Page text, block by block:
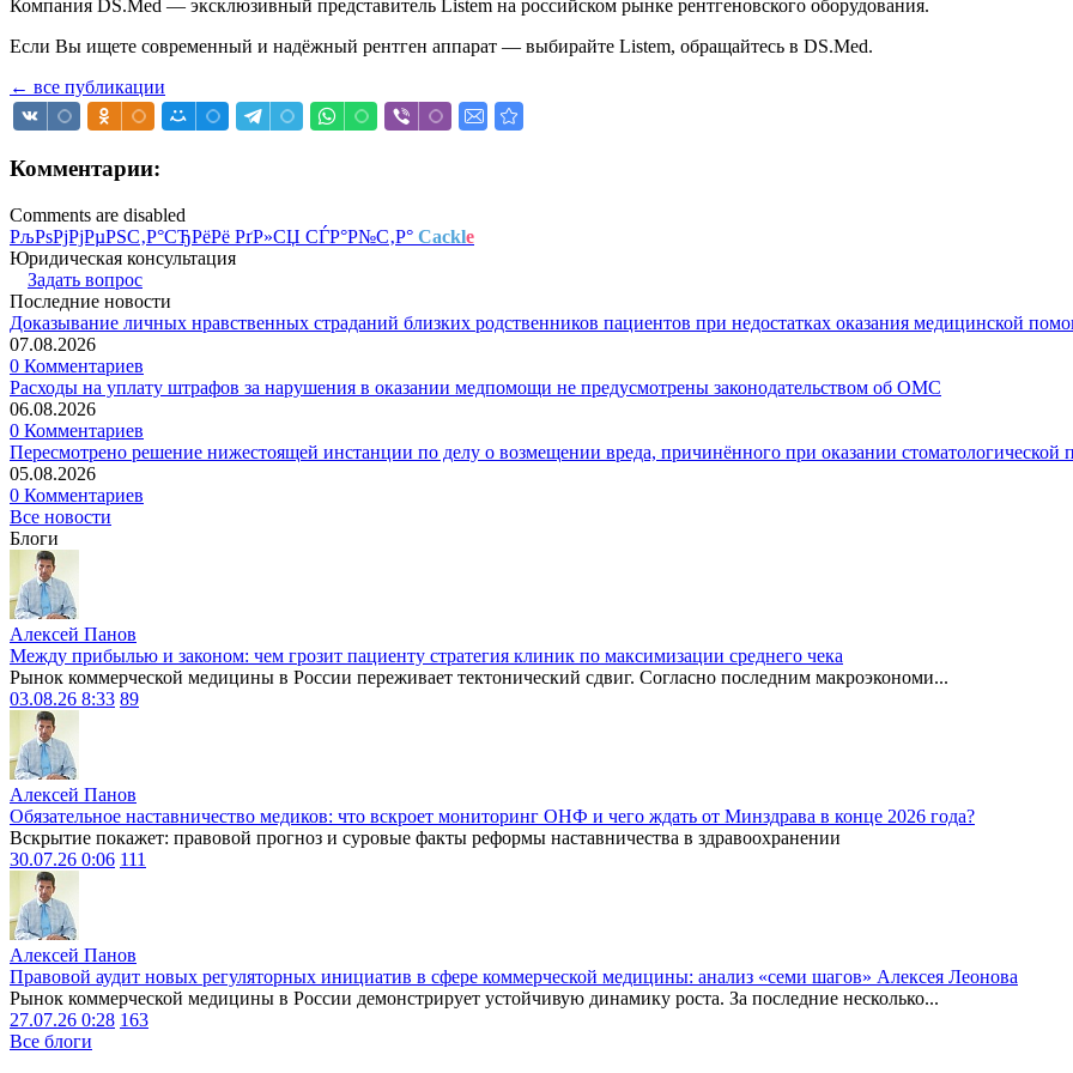
Компания DS.Med — эксклюзивный представитель Listem на российском рынке рентгеновского оборудования.
Если Вы ищете современный и надёжный рентген аппарат — выбирайте Listem, обращайтесь в DS.Med.
← все публикации
Комментарии:
Comments are disabled
РљРѕРјРјРµРЅС‚Р°СЂРёРё РґР»СЏ СЃР°Р№С‚Р° Cackle
Юридическая консультация
Задать вопрос
Последние новости
Доказывание личных нравственных страданий близких родственников пациентов при недостатках оказания медицинской
07.08.2026
0 Комментариев
Расходы на уплату штрафов за нарушения в оказании медпомощи не предусмотрены законодательством об ОМС
06.08.2026
0 Комментариев
Пересмотрено решение нижестоящей инстанции по делу о возмещении вреда, причинённого при оказании стоматологической
05.08.2026
0 Комментариев
Все новости
Блоги
Алексей Панов
Между прибылью и законом: чем грозит пациенту стратегия клиник по максимизации среднего чека
Рынок коммерческой медицины в России переживает тектонический сдвиг. Согласно последним макроэкономи...
03.08.26 8:33 89
Алексей Панов
Обязательное наставничество медиков: что вскроет мониторинг ОНФ и чего ждать от Минздрава в конце 2026 года?
Вскрытие покажет: правовой прогноз и суровые факты реформы наставничества в здравоохранении
30.07.26 0:06 111
Алексей Панов
Правовой аудит новых регуляторных инициатив в сфере коммерческой медицины: анализ «семи шагов» Алексея Леонова
Рынок коммерческой медицины в России демонстрирует устойчивую динамику роста. За последние несколько...
27.07.26 0:28 163
Все блоги